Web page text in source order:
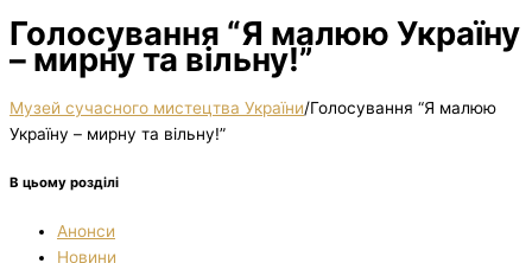
Голосування “Я малюю Україну
– мирну та вільну!”
Музей сучасного мистецтва України/Голосування “Я малюю
Україну – мирну та вільну!”
В цьому розділі
Анонси
Новини